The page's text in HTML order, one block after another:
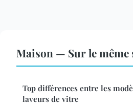
Maison — Sur le même
Top différences entre les
laveurs de vitre